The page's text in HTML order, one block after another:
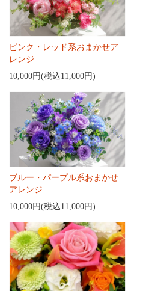
ピンク・レッド系おまかせア
レンジ
10,000円(税込11,000円)
ブルー・パープル系おまかせ
アレンジ
10,000円(税込11,000円)